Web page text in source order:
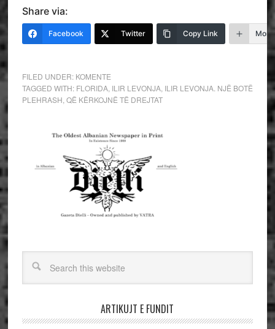
Share via:
Facebook Twitter Copy Link More
FILED UNDER: KOMENTE
TAGGED WITH: FLORIDA, ILIR LEVONJA, ILIR LEVONJA. NJË BOTË
PLEHRASH QË KËRKOJNË TË DREJTAT
ARTIKUJT E FUNDIT